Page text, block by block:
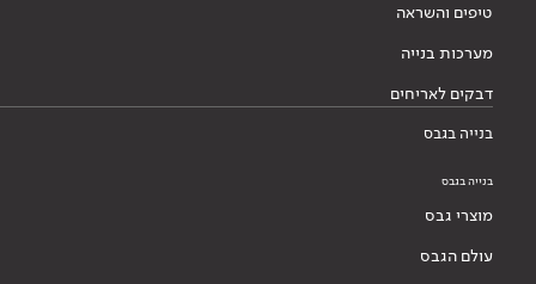
טיפים והשראה
מערכות בנייה
דבקים לאריחים
בנייה בגבס
בנייה בגבס
מוצרי גבס
עולם הגבס